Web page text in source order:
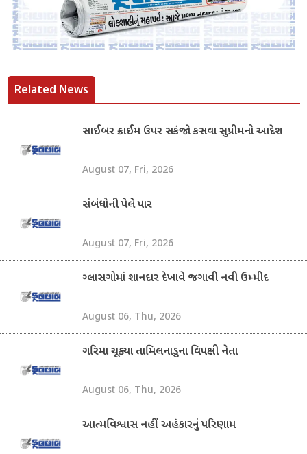
Related News
સાઈબર ક્રાઈમ ઉપર સકંજો કસવા સુપ્રીમનો આદેશ
August 07, Fri, 2026
સંબંધોની પેલે પાર
August 07, Fri, 2026
ગ્લાસગોમાં શાનદાર દેખાવે જગાવી નવી ઉમ્મીદ
August 06, Thu, 2026
ગરિમા ચૂક્યા તામિલનાડુના વિપક્ષી નેતા
August 06, Thu, 2026
આત્મવિશ્વાસ નહીં અહંકારનું પરિણામ